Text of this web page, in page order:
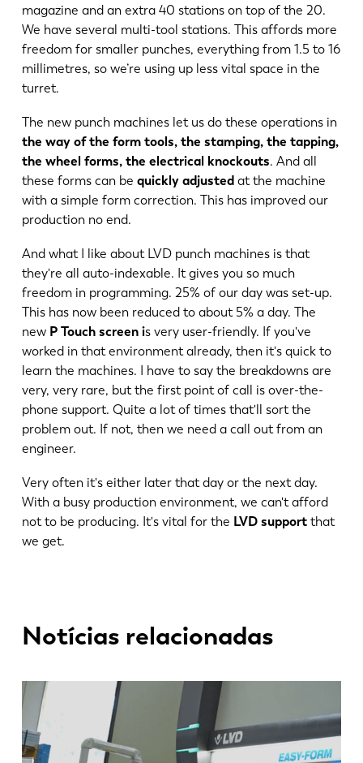
magazine and an extra 40 stations on top of the 20.
We have several multi-tool stations. This affords more
freedom for smaller punches, everything from 1.5 to 16
millimetres, so we’re using up less vital space in the
turret.
The new punch machines let us do these operations in
the way of the form tools, the stamping, the tapping,
the wheel forms, the electrical knockouts. And all
these forms can be quickly adjustedat the machine
with a simple form correction. This has improved our
production no end.
And what I like about LVD punch machines is that
they're all auto-indexable. It gives you so much
freedom in programming. 25% of our day was set-up.
This has now been reduced to about 5% a day. The
new P Touch screen is very user-friendly. If you've
worked in that environment already, then it's quick to
learn the machines. I have to say the breakdowns are
very, very rare, but the first point of call is over-the-
phone support. Quite a lot of times that'll sort the
problem out. If not, then we need a call out from an
engineer.
Very often it's either later that day or the next day.
With a busy production environment, we can't afford
not to be producing. It's vital for the LVD supportthat
we get.
Notícias relacionadas